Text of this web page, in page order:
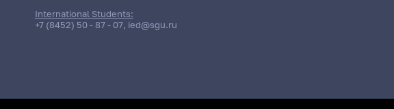
International Students:
+7 (8452) 50 - 87 - 07, ied@sgu.ru